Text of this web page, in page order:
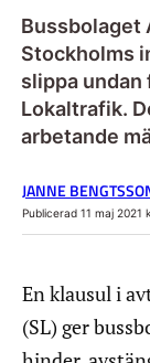
Bussbolaget
Stockholms
slippa
Lokaltrafik.
arbetande
JANNE
Publicerad 11 maj 2021
En klausul i
(SL) ger